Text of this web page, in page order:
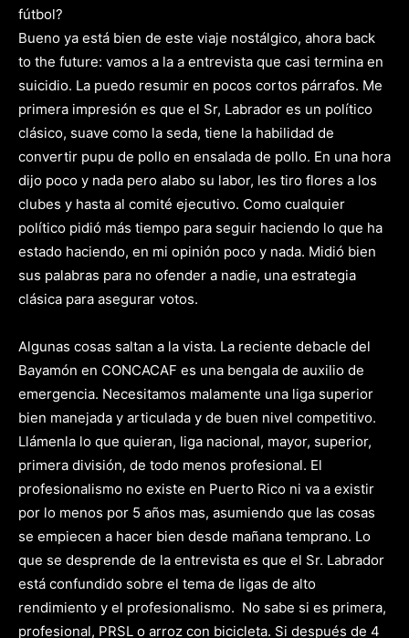
fútbol?
Bueno ya está bien de este viaje nostálgico, ahora back
to the future: vamos a la a entrevista que casi termina en
suicidio. La puedo resumir en pocos cortos párrafos. Me
primera impresión es que el Sr, Labrador es un político
clásico, suave como la seda, tiene la habilidad de
convertir pupu de pollo en ensalada de pollo. En una hora
dijo poco y nada pero alabo su labor, les tiro flores a los
clubes y hasta al comité ejecutivo. Como cualquier
político pidió más tiempo para seguir haciendo lo que ha
estado haciendo, en mi opinión poco y nada. Midió bien
sus palabras para no ofender a nadie, una estrategia
clásica para asegurar votos.
Algunas cosas saltan a la vista. La reciente debacle del
Bayamón en CONCACAF es una bengala de auxilio de
emergencia. Necesitamos malamente una liga superior
bien manejada y articulada y de buen nivel competitivo.
Llámenla lo que quieran, liga nacional, mayor, superior,
primera división, de todo menos profesional. El
profesionalismo no existe en Puerto Rico ni va a existir
por lo menos por 5 años mas, asumiendo que las cosas
se empiecen a hacer bien desde mañana temprano. Lo
que se desprende de la entrevista es que el Sr. Labrador
está confundido sobre el tema de ligas de alto
rendimiento y el profesionalismo. No sabe si es primera,
profesional, PRSL o arroz con bicicleta. Si después de 4